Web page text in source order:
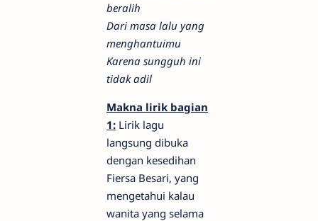
beralih
Dari masa lalu yang
menghantuimu
Karena sungguh ini
tidak adil
Makna lirik bagian
1: Lirik lagu
langsung dibuka
dengan kesedihan
Fiersa Besari, yang
mengetahui kalau
wanita yang selama